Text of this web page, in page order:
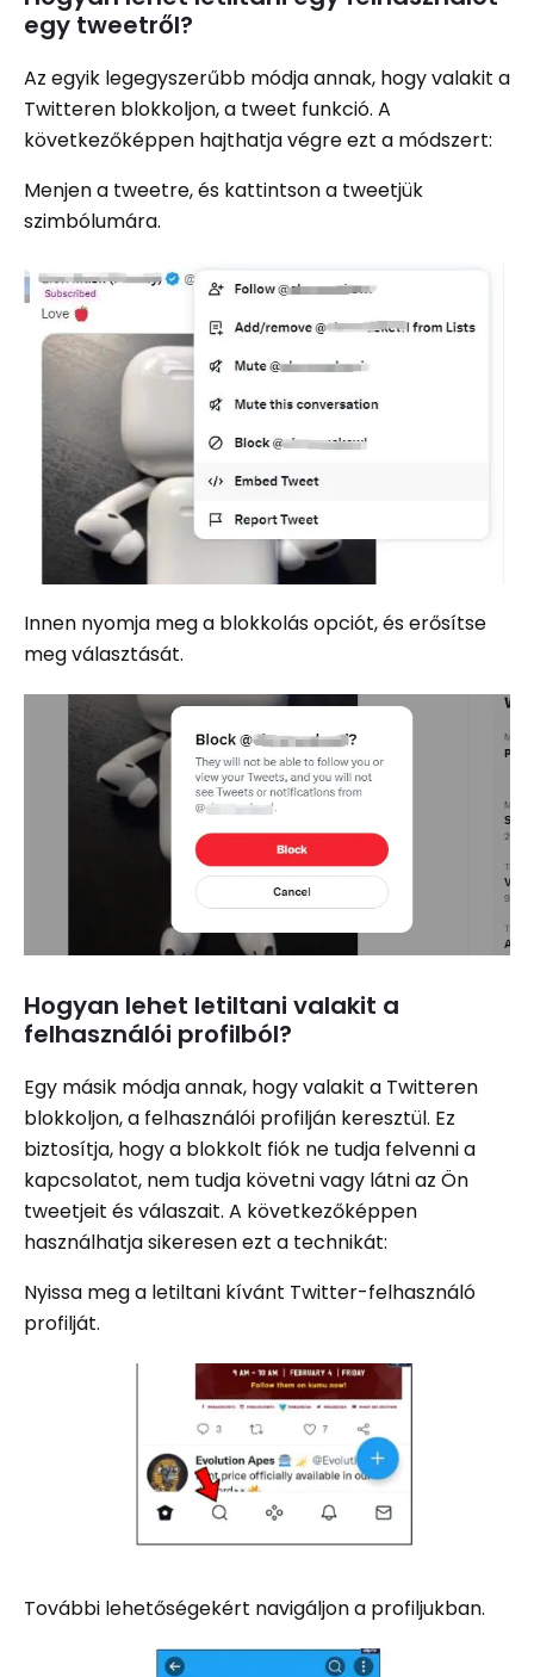
egy tweetről?
Az egyik legegyszerűbb módja annak, hogy valakit a
Twitteren blokkoljon, a tweet funkció. A
következőképpen hajthatja végre ezt a módszert:
Menjen a tweetre, és kattintson a tweetjük
szimbólumára.
Innen nyomja meg a blokkolás opciót, és erősítse
meg választását.
Hogyan lehet letiltani valakit a
felhasználói profilból?
Egy másik módja annak, hogy valakit a Twitteren
blokkoljon, a felhasználói profilján keresztül. Ez
biztosítja, hogy a blokkolt fiók ne tudja felvenni a
kapcsolatot, nem tudja követni vagy látni az Ön
tweetjeit és válaszait. A következőképpen
használhatja sikeresen ezt a technikát:
Nyissa meg a letiltani kívánt Twitter-felhasználó
profilját.
További lehetőségekért navigáljon a profiljukban.